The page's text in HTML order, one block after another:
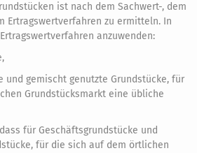
ist nach dem Sachwert-, dem
Ertragswertverfahren zu ermitteln. In
anzuwenden:
und gemischt genutzte Grundstücke, für
Grundstücksmarkt eine übliche
für Geschäftsgrundstücke und
für die sich auf dem örtlichen